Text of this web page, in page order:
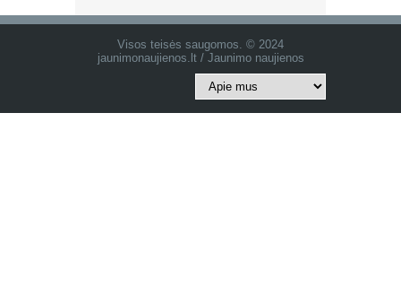
Visos teisės saugomos. © 2024
jaunimonaujienos.lt / Jaunimo naujienos